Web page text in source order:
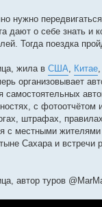
нужно
дают о себе знать и
Тогда поездка
жила в США Китае
организовывает
с фотоотчётом
штрафах,
с местными
Сахара и встречи
автор туров